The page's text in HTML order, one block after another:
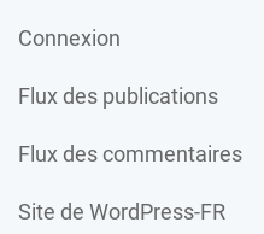
Connexion
Flux des publications
Flux des commentaires
Site de WordPress-FR